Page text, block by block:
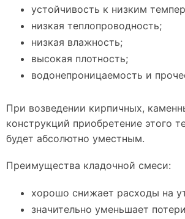
устойчивость к низким
низкая теплопроводность;
низкая влажность;
высокая плотность;
водонепроницаемость и
При возведении кирпичных,
конструкций приобретение этого
будет абсолютно уместным.
Преимущества кладочной смеси:
хорошо снижает расходы на
значительно уменьшает